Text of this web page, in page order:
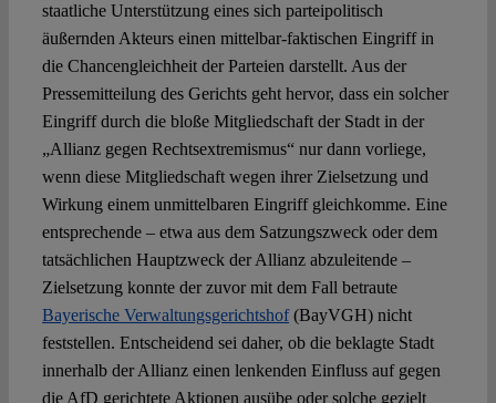
staatliche Unterstützung eines sich parteipolitisch
äußernden Akteurs einen mittelbar-faktischen Eingriff in
die Chancengleichheit der Parteien darstellt. Aus der
Pressemitteilung des Gerichts geht hervor, dass ein solcher
Eingriff durch die bloße Mitgliedschaft der Stadt in der
„Allianz gegen Rechtsextremismus“ nur dann vorliege,
wenn diese Mitgliedschaft wegen ihrer Zielsetzung und
Wirkung einem unmittelbaren Eingriff gleichkomme. Eine
entsprechende – etwa aus dem Satzungszweck oder dem
tatsächlichen Hauptzweck der Allianz abzuleitende –
Zielsetzung konnte der zuvor mit dem Fall betraute
Bayerische Verwaltungsgerichtshof(BayVGH) nicht
feststellen. Entscheidend sei daher, ob die beklagte Stadt
innerhalb der Allianz einen lenkenden Einfluss auf gegen
die AfD gerichtete Aktionen ausübe oder solche gezielt